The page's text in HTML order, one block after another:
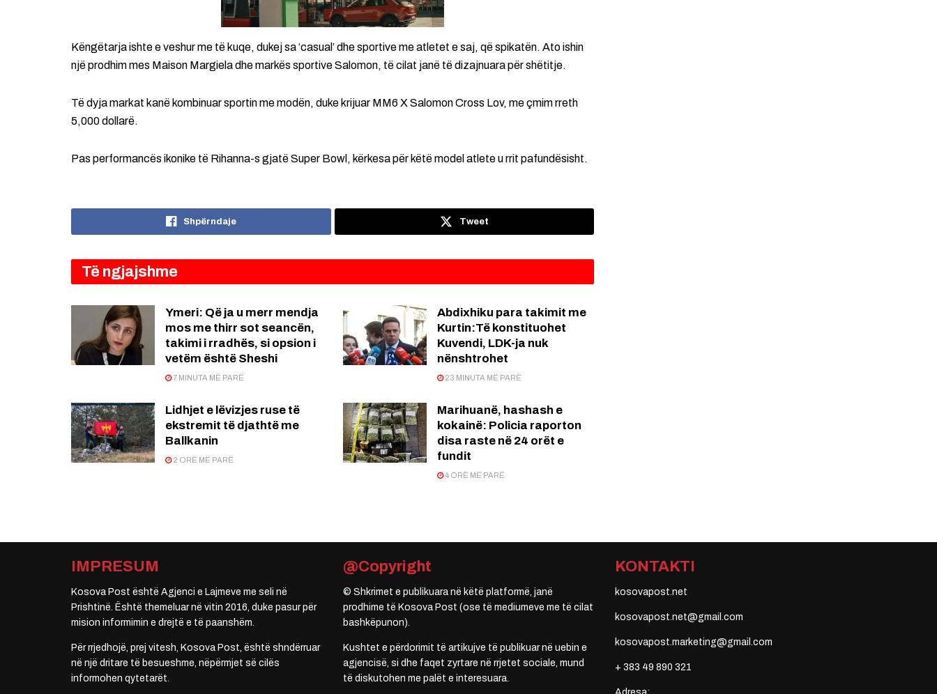
Këngëtarja ishte e veshur me të kuqe, dukej sa ‘casual’ dhe sportive me atletet e saj, që spikatën. Ato ishin
një prodhim mes Maison Margiela dhe markës sportive Salomon, të cilat janë të dizajnuara për shëtitje.
Të dyja markat kanë kombinuar sportin me modën, duke krijuar MM6 X Salomon Cross Lov, me çmim rreth
5,000 dollarë.
Pas performancës ikonike të Rihanna-s gjatë Super Bowl, kërkesa për këtë model atlete u rrit pafundësisht.
Shpërndaje Tweet
Të ngjajshme
Ymeri: Që ja u merr mendja
mos me thirr sot seancën,
takimi i rradhës, si opsion i
vetëm është Sheshi
7 MINUTA MË PARË
Abdixhiku para takimit me
Kurtin:Të konstituohet
Kuvendi, LDK-ja nuk
nënshtrohet
23 MINUTA MË PARË
Lidhjet e lëvizjes ruse të
ekstremit të djathtë me
Ballkanin
2 ORË MË PARË
Marihuanë, hashash e
kokainë: Policia raporton
disa raste në 24 orët e
fundit
4 ORË MË PARË
IMPRESUM
Kosova Post është Agjenci e Lajmeve me seli në
Prishtinë. Është themeluar në vitin 2016, duke pasur për
mision informimin e drejtë e të paanshëm.
Për rrjedhojë, prej vitesh, Kosova Post, është shndërruar
në një dritare të besueshme, nëpërmjet së cilës
informohen qytetarët.
@Copyright
© Shkrimet e publikuara në këtë platformë, janë
prodhime të Kosova Post (ose të mediumeve me të cilat
bashkëpunon).
Kushtet e përdorimit të artikujve të publikuar në uebin e
agjencisë, si dhe faqet zyrtare në rrjetet sociale, mund
të diskutohen me palët e interesuara.
KONTAKTI
kosovapost.net
kosovapost.net@gmail.com
kosovapost.marketing@gmail.com
+ 383 49 890 321